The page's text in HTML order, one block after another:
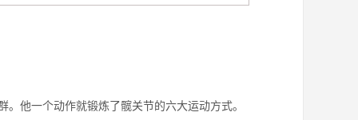
他一个动作就锻炼了髋关节的六大运动方式。